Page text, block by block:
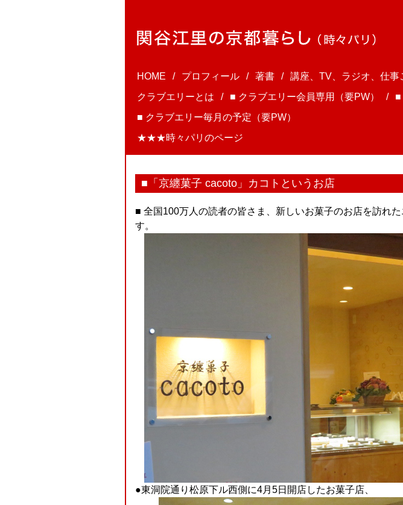
HOME プロフィール 著書
講座、TV、ラジオ、仕事
クラブエリーとは
■ クラブエリー会員専用（要PW） ■
■ クラブエリー毎月の予定（要PW）
★★★時々パリのページ
■「京纏菓子 cacoto」カコトというお店
■ 全国100万人の読者の皆さま、新しいお菓子のお店を訪れた
す。
●東洞院通り松原下ル西側に4月5日開店したお菓子店、